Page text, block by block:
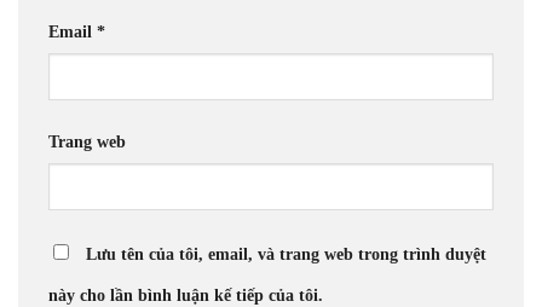
Email *
Trang web
Lưu tên của tôi, email, và trang web trong trình duyệt
này cho lần bình luận kế tiếp của tôi.